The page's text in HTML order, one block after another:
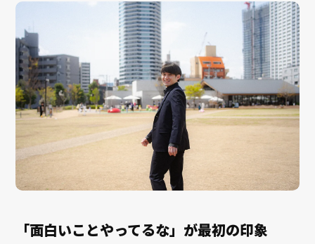
「面白いことやってるな」が最初の印象